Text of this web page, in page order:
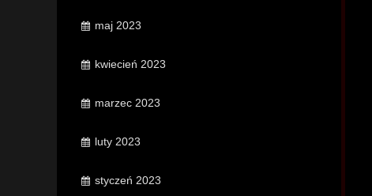
maj 2023
kwiecień 2023
marzec 2023
luty 2023
styczeń 2023